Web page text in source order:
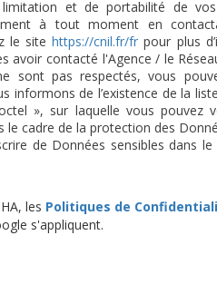
limitation et de portabilité de
à tout moment en
le sitehttps://cnil.fr/fr pour plus
avoir contacté l'Agence / le
sont pas respectés, vous
informons de l’existence de la
», sur laquelle vous pouvez
le cadre de la protection des
de Données sensibles dans le
les Politiques de
s'appliquent.